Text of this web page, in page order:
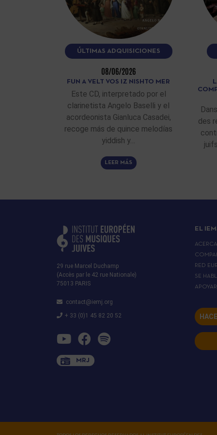
ÚLTIMAS ADQUISICIONES
08/06/2026
FUN A VELT VOS IZ NISHTO MER
Este CD, interpretado por el
clarinetista Angelo Baselli y el
acordeonista Gianluca Casadei,
recoge más de quince melodías
yiddish y…
LEER MÁS
des
29 rue Marcel Duchamp
(Accès par le 42 rue Nationale)
75013 PARIS
contact@iemj.org
+ 33 (0)1 45 82 20 52
MRJ
EL
RED
SE